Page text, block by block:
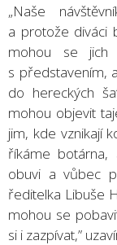
„Naše
a protože diváci
mohou se jich
s představením,
do hereckých
mohou objevit
jim, kde vznikají
říkáme
obuvi a vůbec
ředitelka Libuše
mohou se
si i zazpívat,”